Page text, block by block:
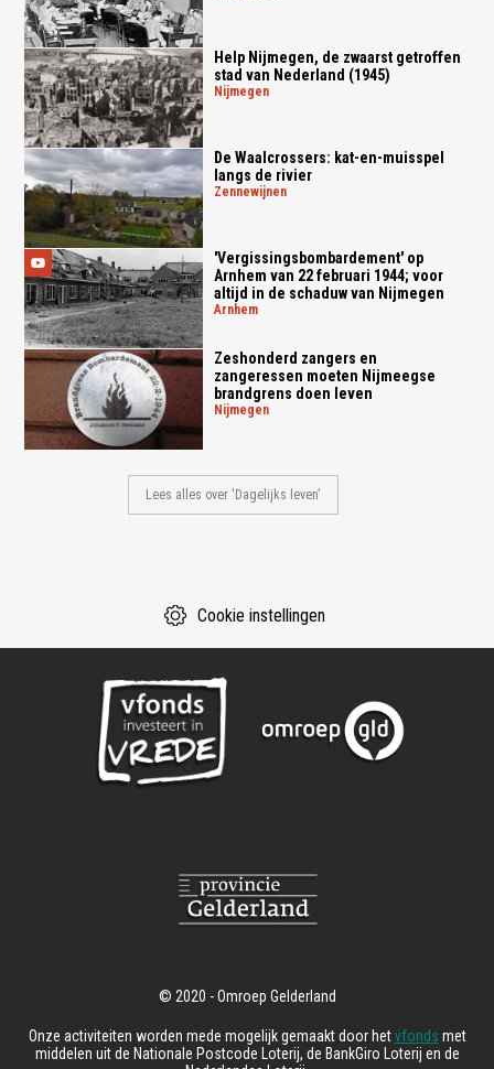
Help Nijmegen, de zwaarst getroffen
stad van Nederland (1945)
nijmegen
De Waalcrossers: kat-en-muisspel
langs de rivier
zennewijnen
'Vergissingsbombardement' op
Arnhem van 22 februari 1944; voor
altijd in de schaduw van Nijmegen
arnhem
Zeshonderd zangers en
zangeressen moeten Nijmeegse
brandgrens doen leven
nijmegen
Lees alles over 'Dagelijks leven'
Cookie instellingen
Onze activiteiten worden mede mogelijk gemaakt door hetvfonds met
middelen uit de Nationale Postcode Loterij, de BankGiro Loterij en de